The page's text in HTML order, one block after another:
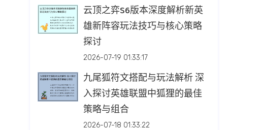
云顶之弈S6版本深度解析新英
雄新阵容玩法技巧与核心策略
探讨
2026-07-19 01:33:17
九尾狐符文搭配与玩法解析 深
入探讨英雄联盟中狐狸的最佳
策略与组合
2026-07-18 01:33:22